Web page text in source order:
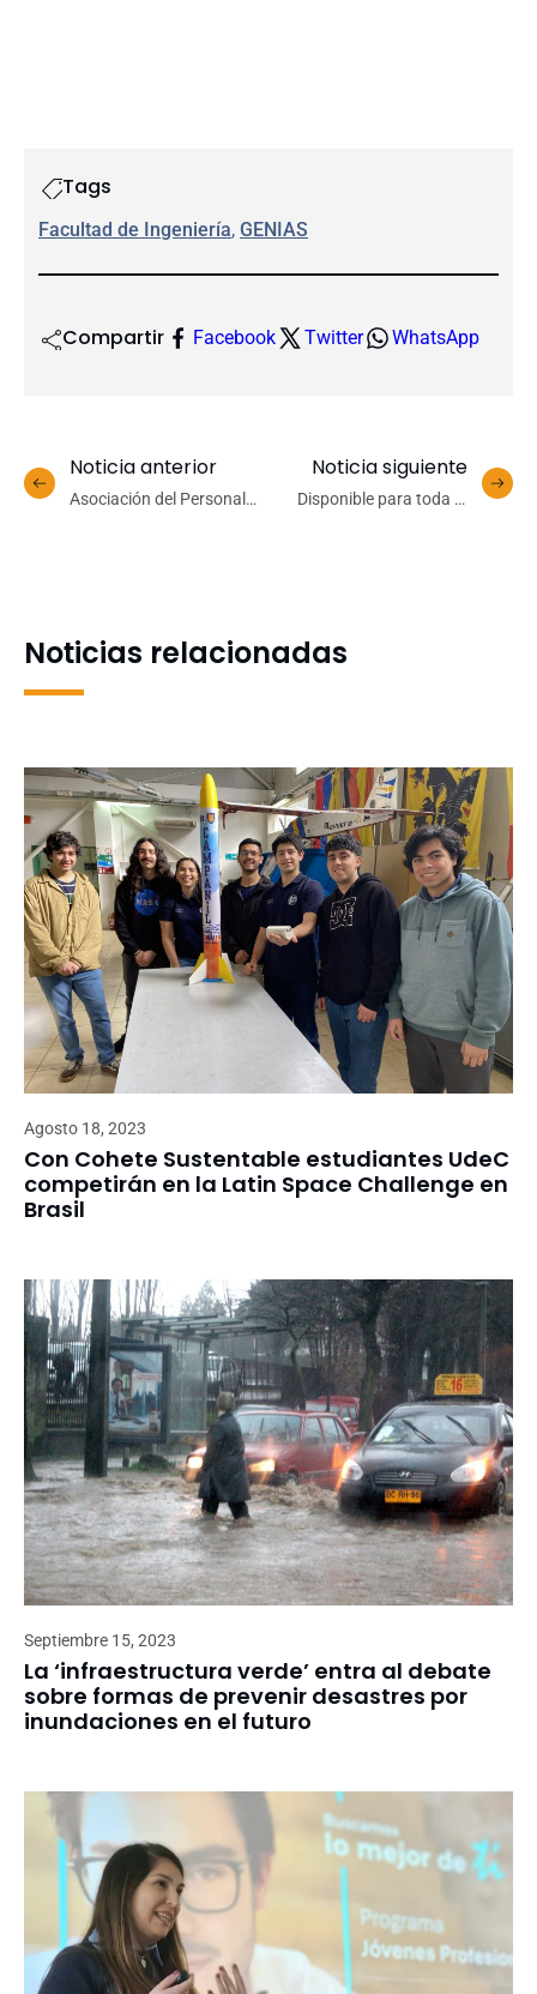
Tags
Facultad de Ingeniería, GENIAS
Compartir Facebook Twitter WhatsApp
Noticia anterior
Asociación del Personal
Noticia siguiente
Disponible para toda la
Noticias relacionadas
Agosto 18, 2023
Con Cohete Sustentable estudiantes UdeC
competirán en la Latin Space Challenge en
Brasil
Septiembre 15, 2023
La ‘infraestructura verde’ entra al debate
sobre formas de prevenir desastres por
inundaciones en el futuro